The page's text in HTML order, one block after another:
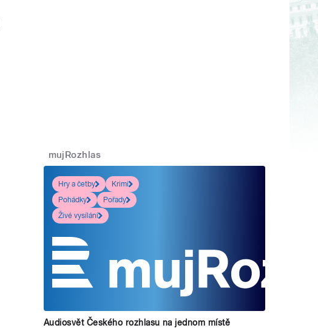
mujRozhlas
Hry a četby
Krimi
Pohádky
Pořady
Živé vysílání
Audiosvět Českého rozhlasu na jednom místě